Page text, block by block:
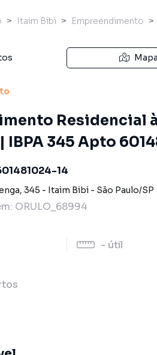
Itaim Bibi Empreendimento
Mapa
Residencial
IBPA 345 Apto
14
, 345 - Itaim Bibi - São Paulo/SP
ORULO_68994
- útil